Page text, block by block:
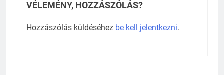
VÉLEMÉNY, HOZZÁSZÓLÁS?
Hozzászólás küldéséhez be kell jelentkezni.